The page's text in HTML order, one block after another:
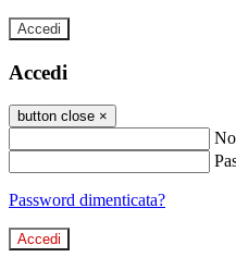
Accedi
Accedi
button close ×
Password dimenticata?